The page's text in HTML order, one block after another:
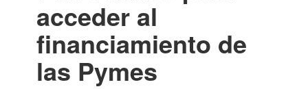
Contacto
Iniciar sesión
acceder al
financiamiento de
las Pymes